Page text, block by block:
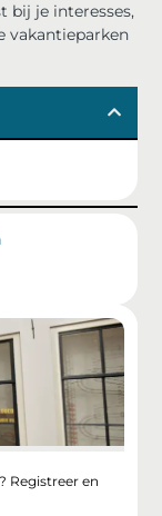
bij je interesses,
vakantieparken
Registreer en